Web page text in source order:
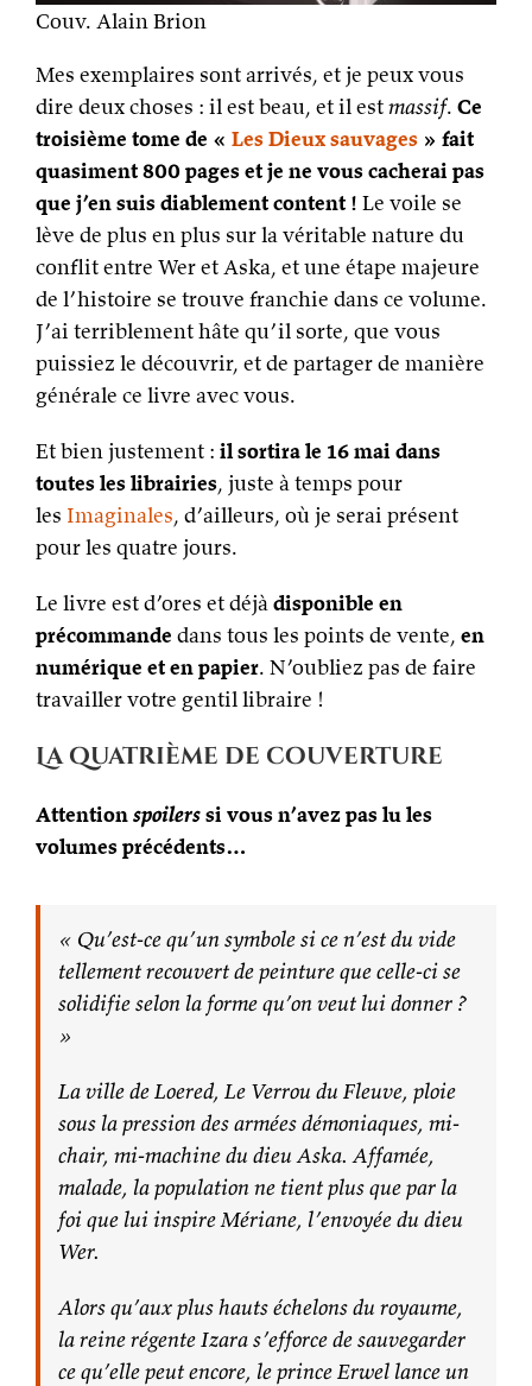
Couv. Alain Brion
Mes exemplaires sont arrivés, et je peux vous
dire deux choses : il est beau, et il estmassif. Ce
troisième tome de « Les Dieux sauvages » fait
quasiment 800 pages et je ne vous cacherai pas
que j’en suis diablement content ! Le voile se
lève de plus en plus sur la véritable nature du
conflit entre Wer et Aska, et une étape majeure
de l’histoire se trouve franchie dans ce volume.
J’ai terriblement hâte qu’il sorte, que vous
puissiez le découvrir, et de partager de manière
générale ce livre avec vous.
Et bien justement : il sortira le 16 mai dans
toutes les librairies, juste à temps pour
les Imaginales, d’ailleurs, où je serai présent
pour les quatre jours.
Le livre est d’ores et déjàdisponible en
précommande dans tous les points de vente, en
numérique et en papier. N’oubliez pas de faire
travailler votre gentil libraire !
La quatrième de couverture
Attentionspoilerssi vous n’avez pas lu les
volumes précédents…
« Qu’est-ce qu’un symbole si ce n’est du vide
tellement recouvert de peinture que celle-ci se
solidifie selon la forme qu’on veut lui donner ?
»
La ville de Loered, Le Verrou du Fleuve, ploie
sous la pression des armées démoniaques, mi-
chair, mi-machine du dieu Aska. Affamée,
malade, la population ne tient plus que par la
foi que lui inspire Mériane, l’envoyée du dieu
Wer.
Alors qu’aux plus hauts échelons du royaume,
la reine régente Izara s’efforce de sauvegarder
ce qu’elle peut encore, le prince Erwel lance un